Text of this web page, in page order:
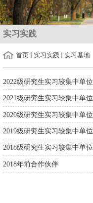
实习实践
首页 实习实践 实习基地
2022级研究生实习较集中单位
2021级研究生实习较集中单位
2020级研究生实习较集中单位
2019级研究生实习较集中单位
2018级研究生实习较集中单位
2018年前合作伙伴